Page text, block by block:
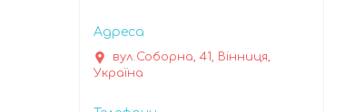
вул.Соборна, 41, Вінниця,
Україна